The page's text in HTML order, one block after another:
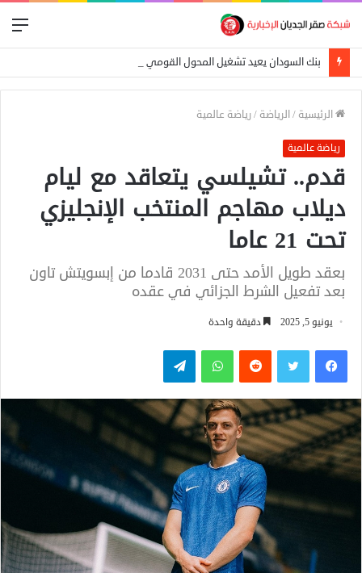
بنك السودان يعيد تشغيل المحول القومي للدفع الإلكتروني
الرئيسية /الرياضة / رياضة عالمية
رياضة عالمية
قدم.. تشيلسي يتعاقد مع ليام
ديلاب مهاجم المنتخب الإنجليزي
تحت 21 عاما
بعقد طويل الأمد حتى 2031 قادما من إبسويتش تاون
بعد تفعيل الشرط الجزائي في عقده
يونيو 5, 2025 دقيقة واحدة
فيسبوكتويتر واتساب تيلقرام